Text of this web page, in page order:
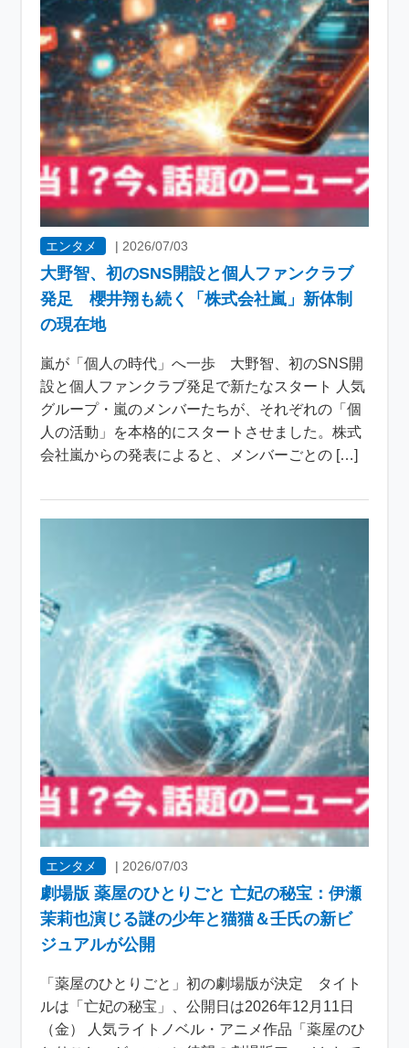
エンタメ | 2026/07/03
大野智、初のSNS開設と個人ファンクラブ
発足 櫻井翔も続く「株式会社嵐」新体制
の現在地
嵐が「個人の時代」へ一歩 大野智、初のSNS開
設と個人ファンクラブ発足で新たなスタート 人気
グループ・嵐のメンバーたちが、それぞれの「個
人の活動」を本格的にスタートさせました。株式
会社嵐からの発表によると、メンバーごとの […]
エンタメ | 2026/07/03
劇場版 薬屋のひとりごと 亡妃の秘宝：伊瀬
茉莉也演じる謎の少年と猫猫＆壬氏の新ビ
ジュアルが公開
「薬屋のひとりごと」初の劇場版が決定 タイト
ルは「亡妃の秘宝」、公開日は2026年12月11日
（金） 人気ライトノベル・アニメ作品「薬屋のひ